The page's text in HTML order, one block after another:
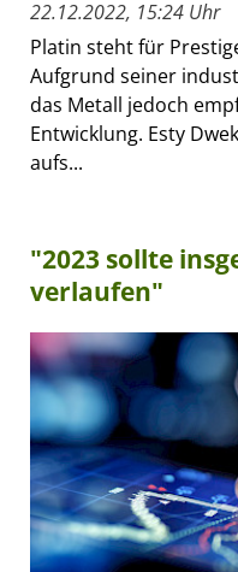
22.12.2022, 15:24 Uhr
Platin steht für
Aufgrund seiner
das Metall jedoch
Entwicklung. Esty
aufs...
"2023 sollte
verlaufen"